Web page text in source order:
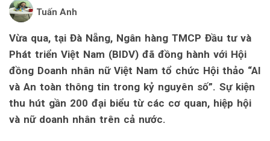
Tuấn Anh
Vừa qua, tại Đà Nẵng, Ngân hàng TMCP Đầu tư và
Phát triển Việt Nam (BIDV) đã đồng hành với Hội
đồng Doanh nhân nữ Việt Nam tổ chức Hội thảo “AI
và An toàn thông tin trong kỷ nguyên số”. Sự kiện
thu hút gần 200 đại biểu từ các cơ quan, hiệp hội
và nữ doanh nhân trên cả nước.